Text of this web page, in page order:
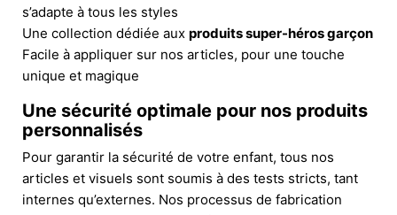
s’adapte à tous les styles
Une collection dédiée aux produits super-héros garçon
Facile à appliquer sur nos articles, pour une touche
unique et magique
Une sécurité optimale pour nos produits
personnalisés
Pour garantir la sécurité de votre enfant, tous nos
articles et visuels sont soumis à des tests stricts, tant
internes qu’externes. Nos processus de fabrication